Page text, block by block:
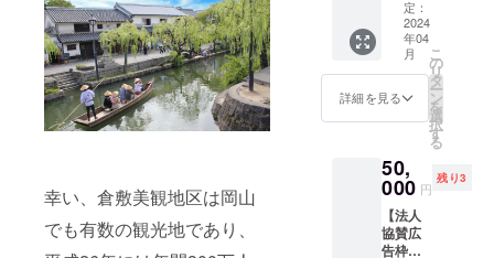
幸い、倉敷美観地区は岡山
でも有数の観光地であり、
ます ●
桃太郎
のから
くり博
物館入
場チ
は2024
年4月〜
3月の1
年間 ※
す ※掲
載期間
は2024
年5月〜
2025年
4月の1
ンディ
ング終
了後、
掲載希
望の社
物館入
場チ
ケット
10枚】
●法人協
賛広告
枠（サ
イズ
サイズ
はA4の
1/4サイ
ズとな
ります
※入場者
定：
2024
年04
月
詳細を見る
こ
の
リ
タ
ー
ン
を
選
択
す
る
50,
000 円
残り3
【法人
協賛広
告枠